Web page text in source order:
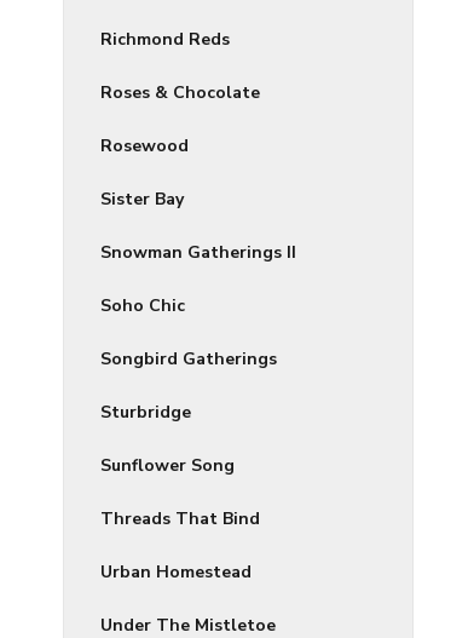
Richmond Reds
Roses & Chocolate
Rosewood
Sister Bay
Snowman Gatherings II
Soho Chic
Songbird Gatherings
Sturbridge
Sunflower Song
Threads That Bind
Urban Homestead
Under The Mistletoe